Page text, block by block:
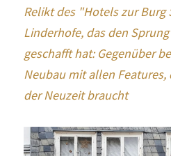
Relikt des "Hotels zur Burg
Linderhofe, das den
geschafft hat: Gegenüber
Neubau mit allen
der Neuzeit braucht